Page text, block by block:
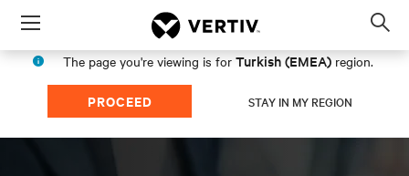
Menu
The page you're viewing is for Turkish (EMEA) region.
PROCEED STAY IN MY REGION